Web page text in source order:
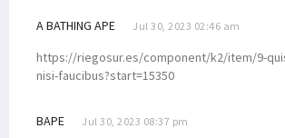
A BATHING APE Jul 30, 2023 02:46 am
https://riegosur.es/component/k2/item/9-
nisi-faucibus?start=15350
BAPE Jul 30, 2023 08:37 pm